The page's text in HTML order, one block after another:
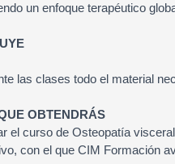
un enfoque terapéutico
las clases todo el material
OBTENDRÁS
el curso de Osteopatía
con el que CIM Formación